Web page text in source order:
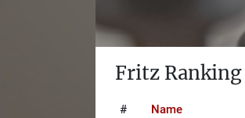
Fritz
# Name